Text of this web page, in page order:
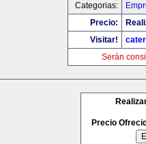
Categorias:
Precio:
Visitar!
Serán
Precio